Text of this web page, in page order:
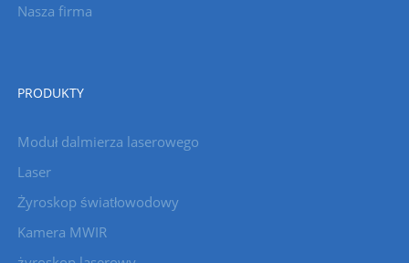
Nasza firma
PRODUKTY
Moduł dalmierza laserowego
Laser
Żyroskop światłowodowy
Kamera MWIR